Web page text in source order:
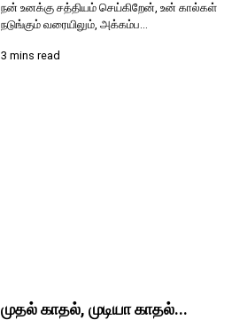
நன் உனக்கு சத்தியம் செய்கிறேன், உன் கால்கள்
நடுங்கும் வரையிலும், அக்கம்ப...
3 mins read
முதல் காதல், முடியா காதல்...